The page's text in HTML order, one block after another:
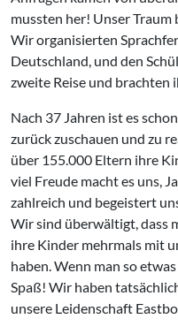
mussten her! Unser
Wir organisierten
Deutschland, und den
zweite Reise und brachten
Nach 37 Jahren ist es
zurück zuschauen und zu
über 155.000 Eltern ihre
viel Freude macht es uns,
zahlreich und begeistert
Wir sind überwältigt, dass
ihre Kinder mehrmals mit
haben. Wenn man so
Spaß! Wir haben
unsere Leidenschaft